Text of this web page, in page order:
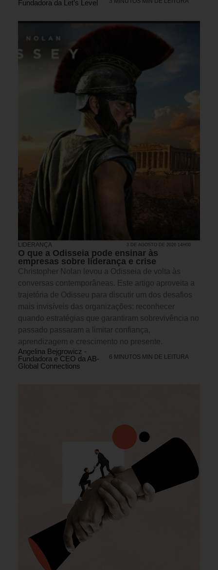
Fundadora da Let’s Level
LIDERANÇA 3 DE AGOSTO DE 2026 14H00
O que a Odisseia pode ensinar às
empresas sobre liderança e crise
Christopher Nolan levou a Odisseia de volta às
conversas contemporâneas. Este artigo aproveita a
trajetória de Odisseu para discutir um dos desafios
mais invisíveis das organizações: reconhecer
quando estratégias que garantiram sobrevivência no
passado passaram a limitar confiança,
aprendizagem e crescimento no presente.
Angelina Bejgrowicz -
Fundadora e CEO da AB-
Global Connections
6 MINUTOS MIN DE LEITURA